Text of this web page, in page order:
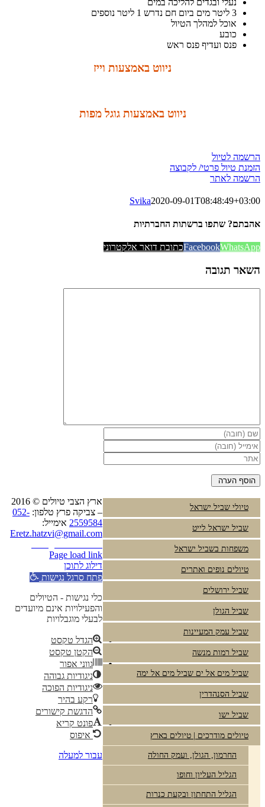
נעלי ובגדים להליכה במים
3 ליטר מים ביום חם נדרש 1 ליטר נוספים
אוכל למהלך הטיול
כובע
פנס ועדיף פנס ראש
ניווט באמצעות וייז
ניווט באמצעות גוגל מפות
הרשמה לטיול
הזמנת טיול פרטי/ לקבוצה
הרשמה לאתר
Svika2020-09-01T08:48:49+03:00
אהבתם? שתפו ברשתות החברתיות
FacebookWhatsApp כתובת דואר אלקטרוני
השאר תגובה
טיולי שביל ישראל
שביל ישראל לייט
משפחות בשביל ישראל
טיולים נופים ואתרים
שביל ירושלים
שביל הגולן
שביל עמק המעיינות
שביל רמות מנשה
שביל מים אל ים שביל מים אל ימה
שביל הסנהדרין
שביל ישו
טיולים מודרכים | טיולים בארץ
החרמון, הגולן, ועמק החולה
הגליל העליון וחופו
הגליל התחתון ובקעת כנרות
ארץ הצבי טיולים © 2016
– צביקה פרץ טלפון: 052-
2559584 אימייל:
Eretz.hatzvi@gmail.com
Page load link
דילוג לתוכן
פתח סרגל נגישות
כלי נגישות - הטיולים
והפעילויות אינם מיועדים
לבעלי מוגבלויות
הגדל טקסט
הקטן טקסט
גווני אפור
ניגודיות גבוהה
ניגודיות הפוכה
רקע בהיר
הדגשת קישורים
פונט קריא
איפוס
עבור למעלה